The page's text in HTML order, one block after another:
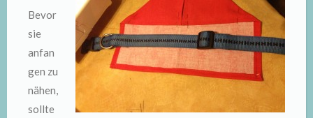
Bevor
sie
anfan
gen zu
nähen,
sollte